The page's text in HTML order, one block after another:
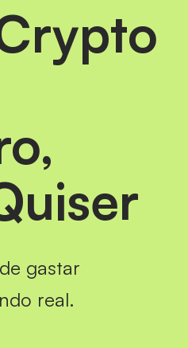
gastar
real.